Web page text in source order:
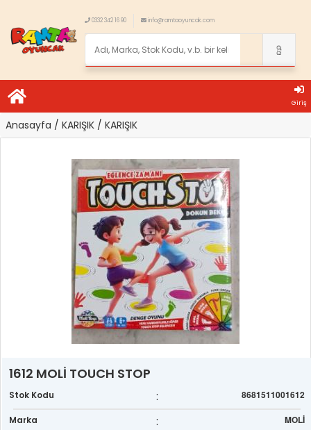
0332 342 16 90 info@ramtaoyuncak.com
Giriş
Anasayfa / KARIŞIK / KARIŞIK
1612 MOLİ TOUCH STOP
Stok Kodu : 8681511001612
Marka : MOLİ